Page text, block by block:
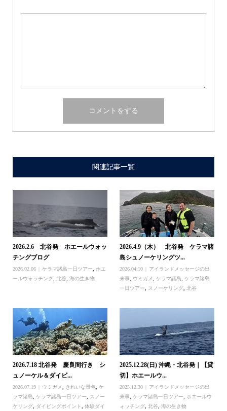
関連記事一覧
2026.2.6 北谷発 ホエールウォッ
チングブログ
2026.02.06 ケラマ諸島一日ツアー
ホエ
ールウォッチング, 北谷, 海の生き物
2026.4.9（木） 北谷発 ケラマ諸
島シュノーケリングツ...
2026.04.10
アイランドメッセージの出
来事
ウミガメ ,ケラマ諸島 ,ケラマ諸島
一日ツアー
スノーケリング ,北谷
2026.7.18 北谷発 慶良間行き シ
ュノーケル＆ダイビ...
2026.07.19 ウミガメ, きれいな景色, ケ
ラマ諸島, ケラマ諸島一日ツアー, スノー
ケリング, ダイビングポイント, 体験ダイ
2025.12.28(日) 沖縄・北谷発｜【貸
切】ホエールウ...
2025.12.30
アイランドメッセージの出
来事,ケラマ諸島一日ツアー,ホエールウ
ォッチング,北谷,海の生き物